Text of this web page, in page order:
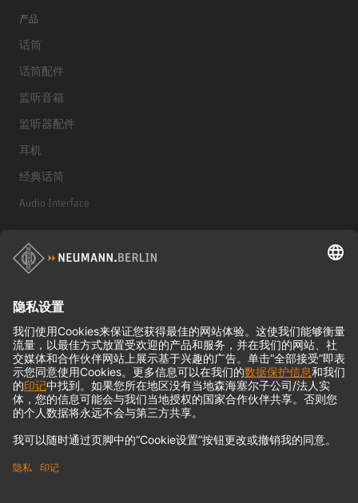
产品
话筒
话筒配件
监听音箱
监听器配件
耳机
经典话筒
Audio Interface
© 2018 - 2026Georg Neumann GmbH
Privacy policy